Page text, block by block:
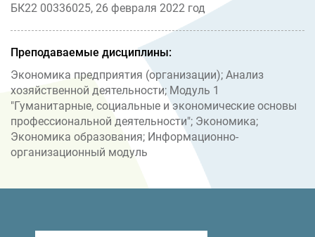
БК22 00336025, 26 февраля 2022 год
Преподаваемые дисциплины:
Экономика предприятия (организации); Анализ
хозяйственной деятельности; Модуль 1
"Гуманитарные, социальные и экономические основы
профессиональной деятельности"; Экономика;
Экономика образования; Информационно-
организационный модуль